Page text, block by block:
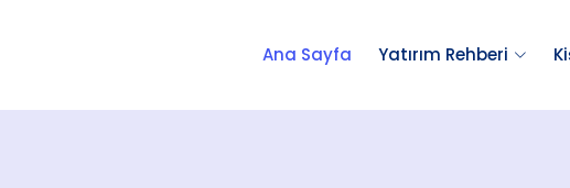
Ana Sayfa Yatırım Rehberi